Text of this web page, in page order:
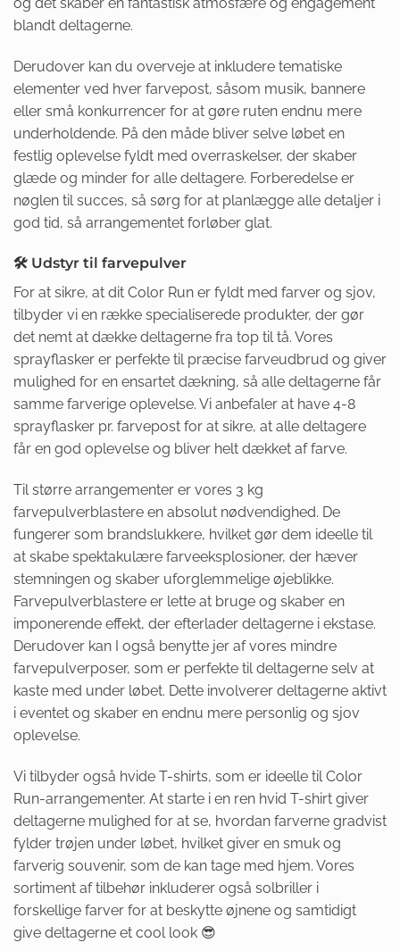
blandt deltagerne.
Derudover kan du overveje at inkludere tematiske
elementer ved hver farvepost, såsom musik, bannere
eller små konkurrencer for at gøre ruten endnu mere
underholdende. På den måde bliver selve løbet en
festlig oplevelse fyldt med overraskelser, der skaber
glæde og minder for alle deltagere. Forberedelse er
nøglen til succes, så sørg for at planlægge alle detaljer i
god tid, så arrangementet forløber glat.
🛠️ Udstyr til farvepulver
For at sikre, at dit Color Run er fyldt med farver og sjov,
tilbyder vi en række specialiserede produkter, der gør
det nemt at dække deltagerne fra top til tå. Vores
sprayflasker er perfekte til præcise farveudbrud og giver
mulighed for en ensartet dækning, så alle deltagerne får
samme farverige oplevelse. Vi anbefaler at have 4-8
sprayflasker pr. farvepost for at sikre, at alle deltagere
får en god oplevelse og bliver helt dækket af farve.
Til større arrangementer er vores 3 kg
farvepulverblastere en absolut nødvendighed. De
fungerer som brandslukkere, hvilket gør dem ideelle til
at skabe spektakulære farveeksplosioner, der hæver
stemningen og skaber uforglemmelige øjeblikke.
Farvepulverblastere er lette at bruge og skaber en
imponerende effekt, der efterlader deltagerne i ekstase.
Derudover kan I også benytte jer af vores mindre
farvepulverposer, som er perfekte til deltagerne selv at
kaste med under løbet. Dette involverer deltagerne aktivt
i eventet og skaber en endnu mere personlig og sjov
oplevelse.
Vi tilbyder også hvide T-shirts, som er ideelle til Color
Run-arrangementer. At starte i en ren hvid T-shirt giver
deltagerne mulighed for at se, hvordan farverne gradvist
fylder trøjen under løbet, hvilket giver en smuk og
farverig souvenir, som de kan tage med hjem. Vores
sortiment af tilbehør inkluderer også solbriller i
forskellige farver for at beskytte øjnene og samtidigt
give deltagerne et cool look 😎